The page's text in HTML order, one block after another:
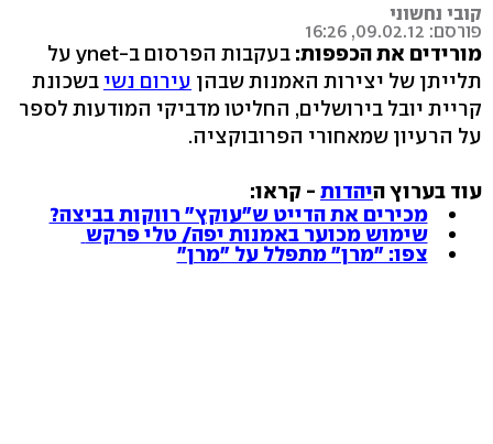
קובי נחשוני
פורסם: 09.02.12, 16:26
מורידים את הכפפות:
בעקבות הפרסום ב-ynet על
תלייתן של יצירות האמנות שבהן עירום נשי בשכונת
קריית יובל בירושלים, החליטו מדביקי המודעות לספר
על הרעיון שמאחורי הפרובוקציה.
עוד בערוץ היהדות - קראו:
מכירים את הדייט ש"עוקץ" רווקות בביצה?
שימוש מכוער באמנות יפה/ טלי פרקש
צפו: "מרן" מתפלל על "מרן"